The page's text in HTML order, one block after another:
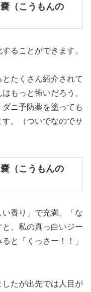
（こうもんの
ることができます。
とたくさん紹介されて
もっと怖いだろう。
ニ予防薬を塗っても
。（ついでなのでサ
（こうもんの
香り」で充満。「な
、私の真っ白いジー
と「くっさー！！」
たが出先では人目が